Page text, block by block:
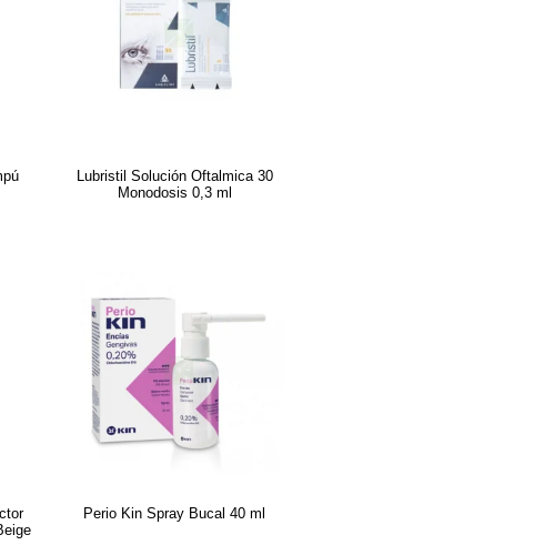
Lubristil Solución Oftalmica 30
Monodosis 0,3 ml
Perio Kin Spray Bucal 40 ml